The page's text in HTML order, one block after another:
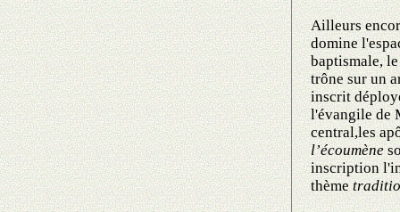
Ailleurs
domine
baptismale,
trône sur un
inscrit
l'évangile de
central,les
l’écoumène
inscription
thème